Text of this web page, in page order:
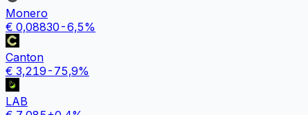
Monero
€ 0,08830 -6,5%
Canton
€ 3,219 -75,9%
LAB